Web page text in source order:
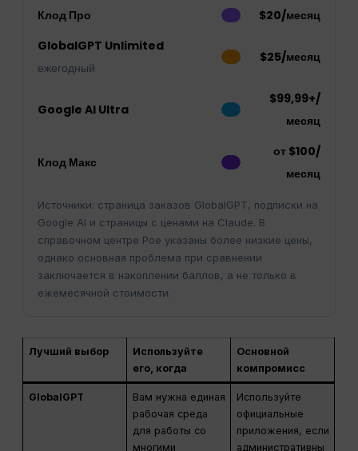
Клод Про
$20/месяц
GlobalGPT Unlimited
ежегодный
$25/месяц
Google AI Ultra
$99,99+/
месяц
Клод Макс
от $100/
месяц
Источники: страница заказов GlobalGPT, подписки на
Google AI и страницы с ценами на Claude. В
справочном центре Poe указаны более низкие цены,
однако основная проблема при сравнении
заключается в накоплении баллов, а не только в
ежемесячной стоимости.
Лучший выбор
Используйте
его, когда
Основной
компромисс
GlobalGPT
Вам нужна единая
рабочая среда
для работы со
многими
Используйте
официальные
приложения, если
административны